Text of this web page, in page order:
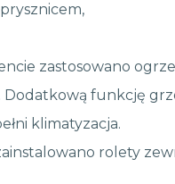
zastosowano
Dodatkową funkcję
klimatyzacja.
rolety